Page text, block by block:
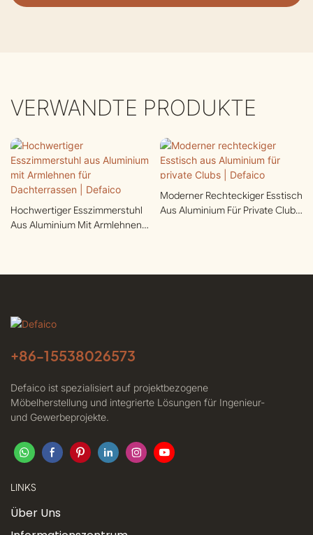
VERWANDTE PRODUKTE
Hochwertiger Esszimmerstuhl
Aus Aluminium Mit Armlehnen
Moderner Rechteckiger Esstisch
Aus Aluminium Für Private Clubs
+86-15538026573
Defaico ist spezialisiert auf projektbezogene
Möbelherstellung und integrierte Lösungen für Ingenieur-
und Gewerbeprojekte.
LINKS
Über Uns